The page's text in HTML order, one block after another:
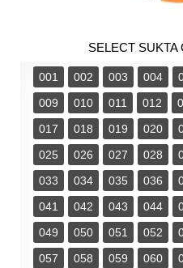
SELECT SUKTA
001 002 003 004
009
010 011 012
017
018 019 020
025
026 027 028
033
034 035 036
041
042 043 044
049
050 051 052
057
058 059 060